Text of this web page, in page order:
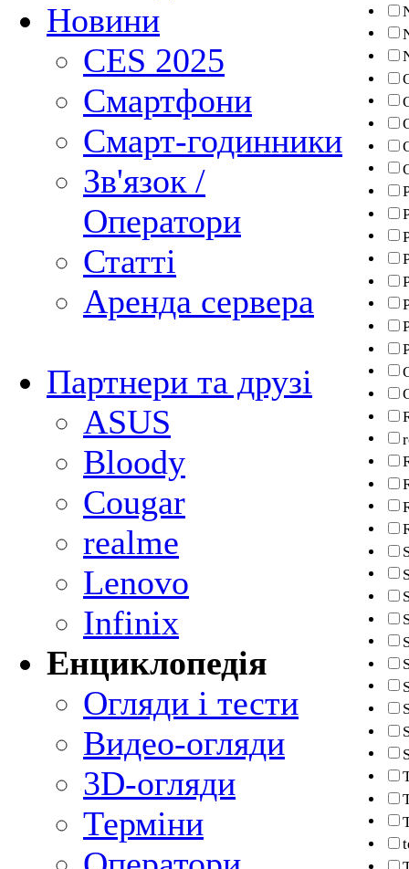
Новини
CES 2025
Смартфони
Смарт-годинники
Зв'язок /
Оператори
Статті
Аренда сервера
Партнери та друзі
ASUS
Bloody
Cougar
realme
Lenovo
Infinix
Енциклопедія
Огляди і тести
Видео-огляди
3D-огляди
Терміни